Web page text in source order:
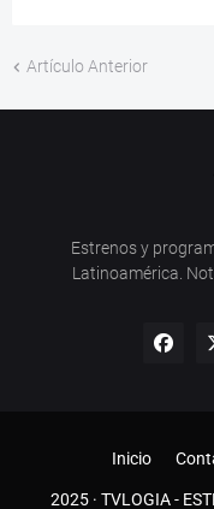
Artículo Anterior
Estrenos y
Latinoamérica.
2025 · TVLOGIA-
Inicio